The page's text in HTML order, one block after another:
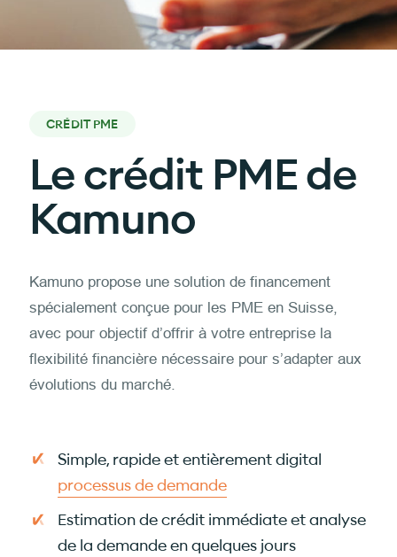
CRÉDIT PME
Le crédit PME de
Kamuno
Kamuno propose une solution de financement
spécialement conçue pour les PME en Suisse,
avec pour objectif d’offrir à votre entreprise la
flexibilité financière nécessaire pour s’adapter aux
évolutions du marché.
Simple, rapide et entièrement digital
processus de demande
Estimation de crédit immédiate et analyse
de la demande en quelques jours